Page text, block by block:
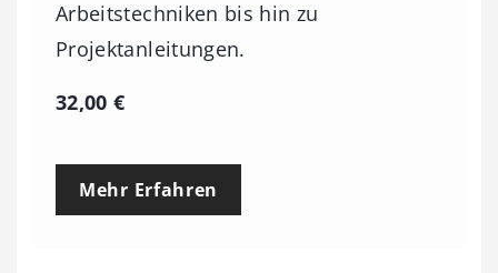
Arbeitstechniken bis hin zu
Projektanleitungen.
32,00€
Mehr Erfahren